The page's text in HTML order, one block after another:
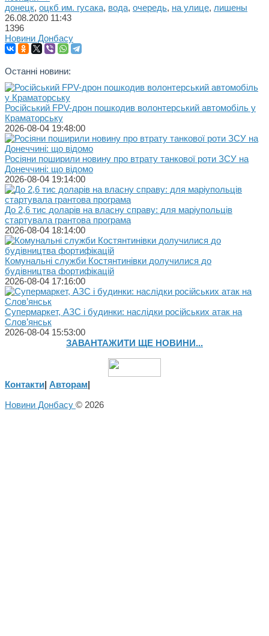
донецк, оцкб им. гусака, вода, очередь, на улице, лишены
26.08.2020 11:43
1396
Новини Донбасу
Останні новини:
Російський FPV-дрон пошкодив волонтерський автомобіль у
Краматорську
2026-08-04 19:48:00
Росіяни поширили новину про втрату танкової роти ЗСУ на
Донеччині: що відомо
2026-08-04 19:14:00
До 2,6 тис доларів на власну справу: для маріупольців
стартувала грантова програма
2026-08-04 18:14:00
Комунальні служби Костянтинівки долучилися до
будівництва фортифікацій
2026-08-04 17:16:00
Супермаркет, АЗС і будинки: наслідки російських атак на
Слов’янськ
2026-08-04 15:53:00
ЗАВАНТАЖИТИ ЩЕ НОВИНИ...
Контакти| Авторам|
Новини Донбасу © 2026